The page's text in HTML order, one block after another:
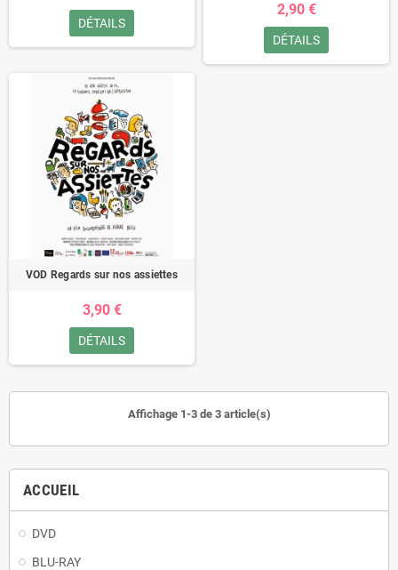
ACCUEIL
DVD
BLU-RAY
DÉTAILS
2,90 €
DÉTAILS
VOD Regards sur nos assiettes
3,90 €
DÉTAILS
Affichage 1-3 de 3 article(s)